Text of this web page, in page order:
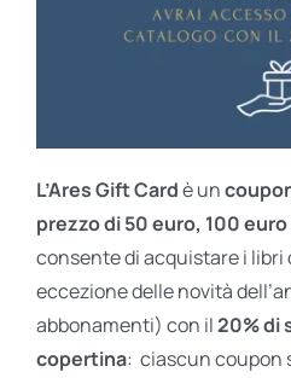
L’Ares Gift Cardè un
prezzo di 50 euro, 100 euro
consente di acquistare i libri
eccezione delle novità
abbonamenti) con il20% di
copertina: ciascun coupon